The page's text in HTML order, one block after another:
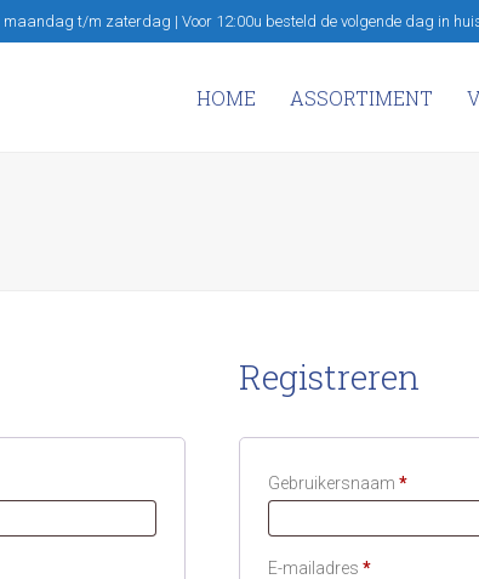
maandag t/m zaterdag | Voor 12:00u besteld de volgende dag in
HOME ASSORTIMENT
Registreren
Gebruikersnaam *Vereist
E-mailadres *Vereist